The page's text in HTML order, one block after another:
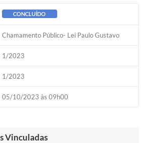
CONCLUÍDO
Chamamento Público- Lei Paulo Gustavo
1/2023
1/2023
05/10/2023 às 09h00
Vinculadas